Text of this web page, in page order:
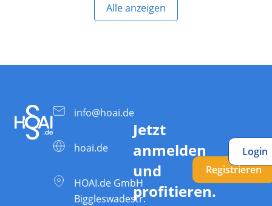
Alle anzeigen
info@hoai.de
hoai.de
HOAI.de GmbH
Biggleswadestr.
Jetzt
anmelden
und
profitieren.
Registrieren
Login